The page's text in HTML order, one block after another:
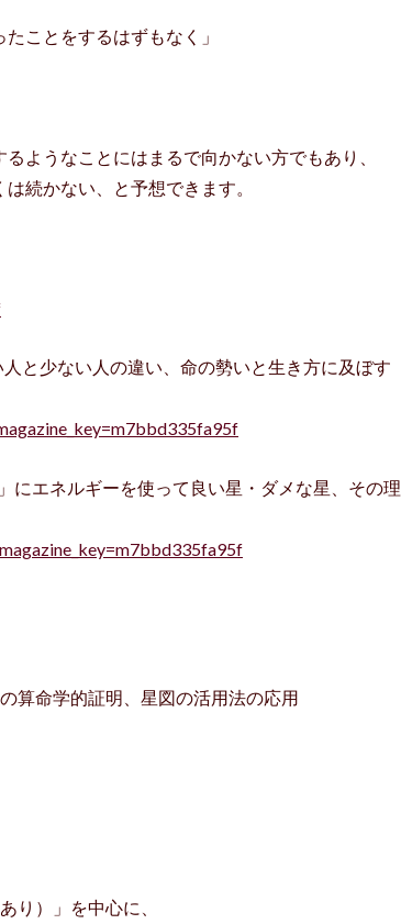
ことをするはずもなく」
ようなことにはまるで向かない方でもあり、
続かない、と予想できます。
と少ない人の違い、命の勢いと生き方に及ぼす
にエネルギーを使って良い星・ダメな星、その理
算命学的証明、星図の活用法の応用
り）」を中心に、